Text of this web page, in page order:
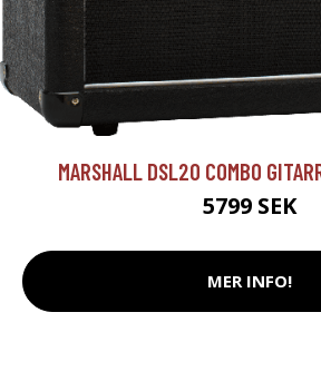
MARSHALL DSL20 COMBO
5799 SEK
MER INFO!